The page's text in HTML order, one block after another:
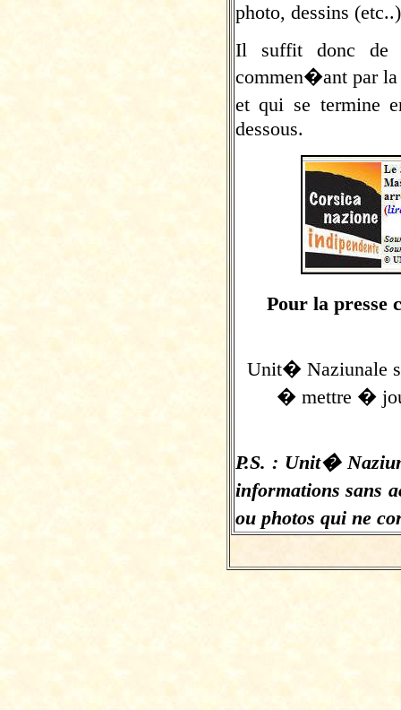
photo, dessins
Il suffit donc de
commen�ant par la
et qui se termine
dessous.
Pour la
Unit� Naziunale
� mettre �
P.S. : Unit�
informations sans
ou photos qui ne